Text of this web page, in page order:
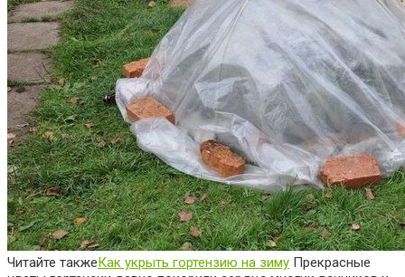
Читайте такжеКак укрыть гортензию на зиму Прекрасные